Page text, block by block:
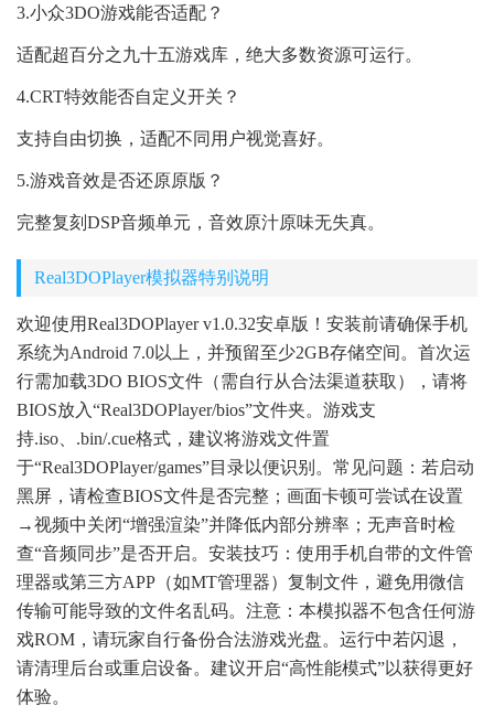
3.小众3DO游戏能否适配？
适配超百分之九十五游戏库，绝大多数资源可运行。
4.CRT特效能否自定义开关？
支持自由切换，适配不同用户视觉喜好。
5.游戏音效是否还原原版？
完整复刻DSP音频单元，音效原汁原味无失真。
Real3DOPlayer模拟器特别说明
欢迎使用Real3DOPlayer v1.0.32安卓版！安装前请确保手机
系统为Android 7.0以上，并预留至少2GB存储空间。首次运
行需加载3DO BIOS文件（需自行从合法渠道获取），请将
BIOS放入“Real3DOPlayer/bios”文件夹。游戏支
持.iso、.bin/.cue格式，建议将游戏文件置
于“Real3DOPlayer/games”目录以便识别。常见问题：若启动
黑屏，请检查BIOS文件是否完整；画面卡顿可尝试在设置
→视频中关闭“增强渲染”并降低内部分辨率；无声音时检
查“音频同步”是否开启。安装技巧：使用手机自带的文件管
理器或第三方APP（如MT管理器）复制文件，避免用微信
传输可能导致的文件名乱码。注意：本模拟器不包含任何游
戏ROM，请玩家自行备份合法游戏光盘。运行中若闪退，
请清理后台或重启设备。建议开启“高性能模式”以获得更好
体验。